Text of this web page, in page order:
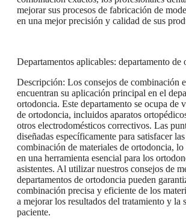
mejorar sus procesos de fabricación de
en una mejor precisión y calidad de sus
Departamentos aplicables: departamento de
Descripción: Los consejos de combinación
encuentran su aplicación principal en el
ortodoncia. Este departamento se ocupa de
de ortodoncia, incluidos aparatos
otros electrodomésticos correctivos. Las
diseñadas específicamente para satisfacer
combinación de materiales de ortodoncia,
en una herramienta esencial para los
asistentes. Al utilizar nuestros consejos de
departamentos de ortodoncia pueden
combinación precisa y eficiente de los
a mejorar los resultados del tratamiento y la
paciente.